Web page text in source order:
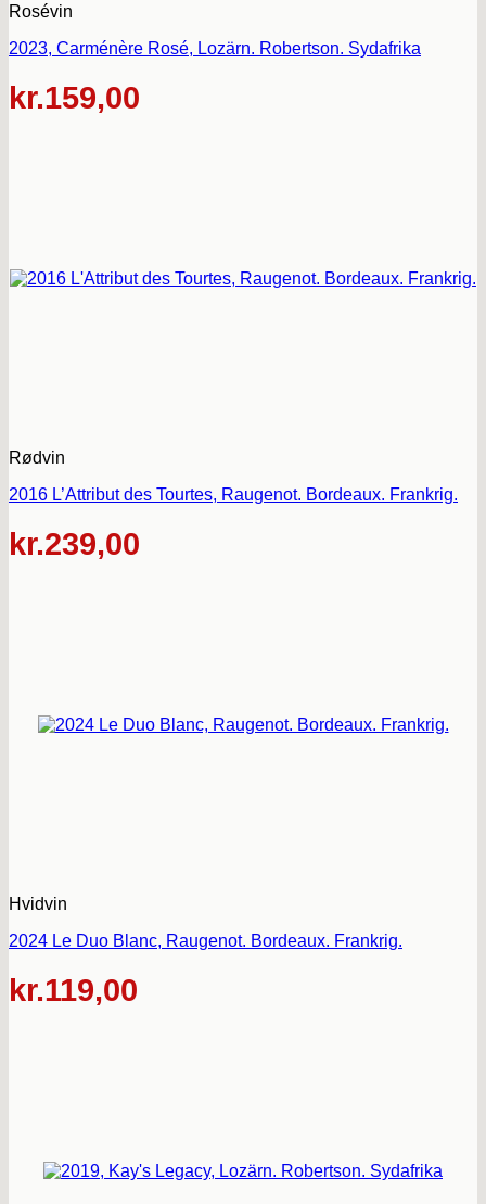
Rosévin
2023, Carménère Rosé, Lozärn. Robertson. Sydafrika
kr.159,00
Rødvin
2016 L’Attribut des Tourtes, Raugenot. Bordeaux. Frankrig.
kr.239,00
Hvidvin
2024 Le Duo Blanc, Raugenot. Bordeaux. Frankrig.
kr.119,00